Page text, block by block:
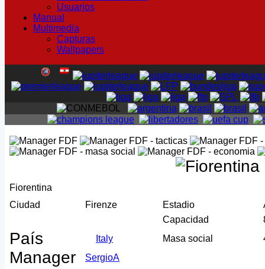
Usuarios
Manual
Multimedia
Capturas
Wallpapers
Fiorentina
Ciudad
Firenze Estadio
Capacidad
País Italy Masa social
Manager SergioA